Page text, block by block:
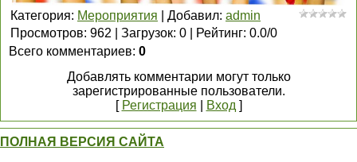
Категория: Мероприятия Добавил: admin
Просмотров: 962 Загрузок: 0 Рейтинг: 0.0/0
Всего комментариев: 0
Добавлять комментарии могут только
зарегистрированные пользователи.
[ Регистрация Вход ]
ПОЛНАЯ ВЕРСИЯ САЙТА